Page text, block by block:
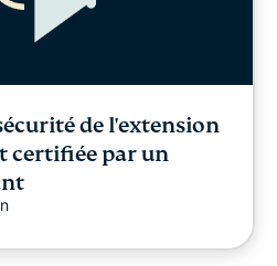
de l'extension
certifiée par un